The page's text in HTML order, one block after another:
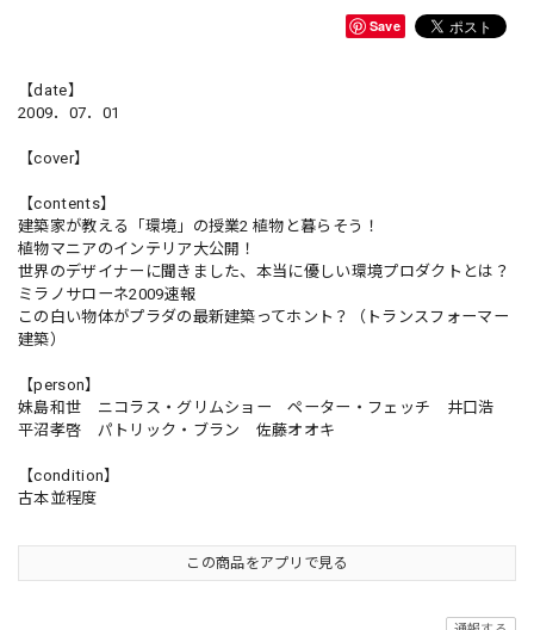
Save
【date】
2009．07．01
【cover】
【contents】
建築家が教える「環境」の授業2 植物と暮らそう！
植物マニアのインテリア大公開！
世界のデザイナーに聞きました、本当に優しい環境プロダクトとは？
ミラノサローネ2009速報
この白い物体がプラダの最新建築ってホント？（トランスフォーマー
建築）
【person】
妹島和世 ニコラス・グリムショー ペーター・フェッチ 井口浩
平沼孝啓 パトリック・ブラン 佐藤オオキ
【condition】
古本並程度
この商品をアプリで見る